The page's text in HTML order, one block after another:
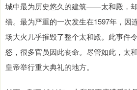
城中最为历史悠久的建筑——太和殿，
缮。最为严重的一次发生在1597年，因
场大火几乎摧毁了整个太和殿。此事件
怒，很多官员因此丧命。尽管如此，太
皇帝举行重大典礼的地方。